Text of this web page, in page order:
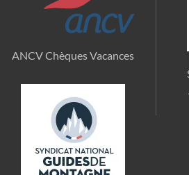
ANCV Chèques Vacances